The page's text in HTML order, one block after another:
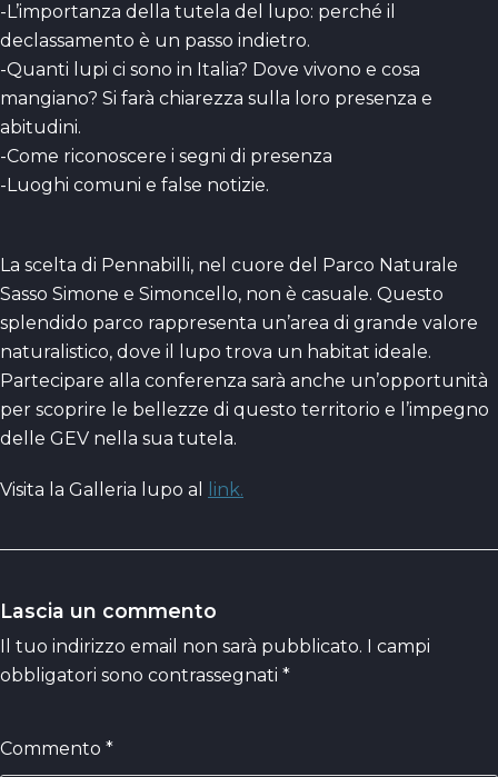
-L’importanza della tutela del lupo: perché il
declassamento è un passo indietro.
-Quanti lupi ci sono in Italia? Dove vivono e cosa
mangiano? Si farà chiarezza sulla loro presenza e
abitudini.
-Come riconoscere i segni di presenza
-Luoghi comuni e false notizie.
La scelta di Pennabilli, nel cuore del Parco Naturale
Sasso Simone e Simoncello, non è casuale. Questo
splendido parco rappresenta un’area di grande valore
naturalistico, dove il lupo trova un habitat ideale.
Partecipare alla conferenza sarà anche un’opportunità
per scoprire le bellezze di questo territorio e l’impegno
delle GEV nella sua tutela.
Visita la Galleria lupo al link.
Lascia un commento
Il tuo indirizzo email non sarà pubblicato. I campi
obbligatori sono contrassegnati *
Commento *